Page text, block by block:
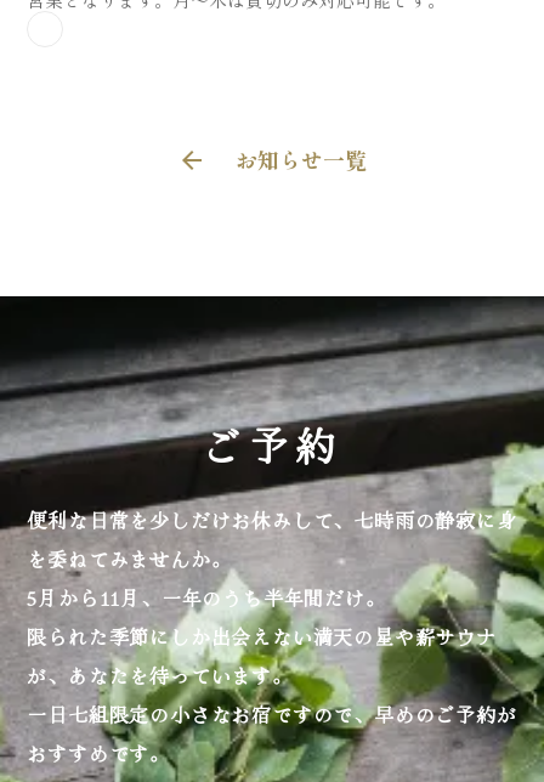
arrow_back お知らせ一覧
ご予約
便利な日常を少しだけお休みして、七時雨の静寂に身
を委ねてみませんか。
5月から11月、一年のうち半年間だけ。
限られた季節にしか出会えない満天の星や薪サウナ
が、あなたを待っています。
一日七組限定の小さなお宿ですので、早めのご予約が
おすすめです。